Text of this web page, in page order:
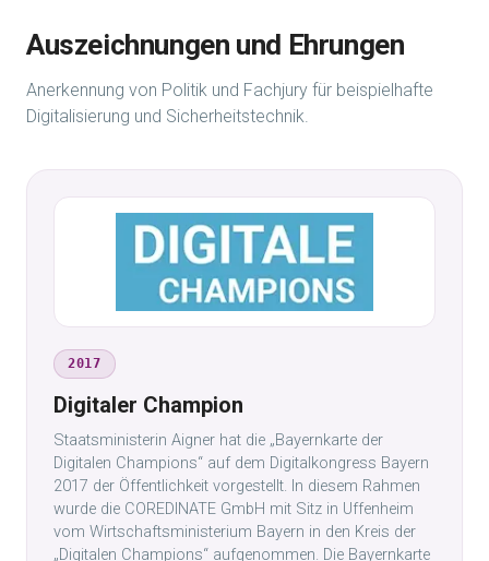
Auszeichnungen und Ehrungen
Anerkennung von Politik und Fachjury für beispielhafte
Digitalisierung und Sicherheitstechnik.
2017
Digitaler Champion
Staatsministerin Aigner hat die „Bayernkarte der
Digitalen Champions“ auf dem Digitalkongress Bayern
2017 der Öffentlichkeit vorgestellt. In diesem Rahmen
wurde die COREDINATE GmbH mit Sitz in Uffenheim
vom Wirtschaftsministerium Bayern in den Kreis der
„Digitalen Champions“ aufgenommen. Die Bayernkarte